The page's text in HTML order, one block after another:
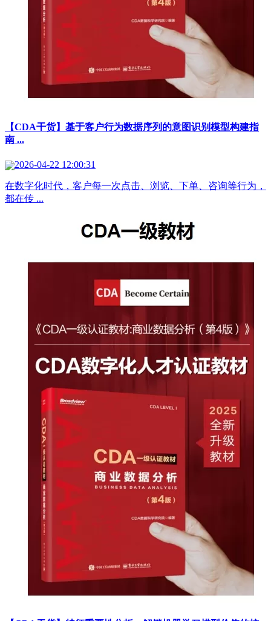
【CDA干货】基于客户行为数据序列的意图识别模型构建指
南 ...
2026-04-22 12:00:31
在数字化时代，客户每一次点击、浏览、下单、咨询等行为，
都在传 ...